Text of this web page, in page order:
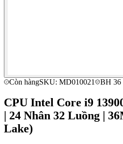
Còn hàngSKU: MD010021 BH 36
CPU Intel Core i9
| 24 Nhân 32 Luồng |
Lake)